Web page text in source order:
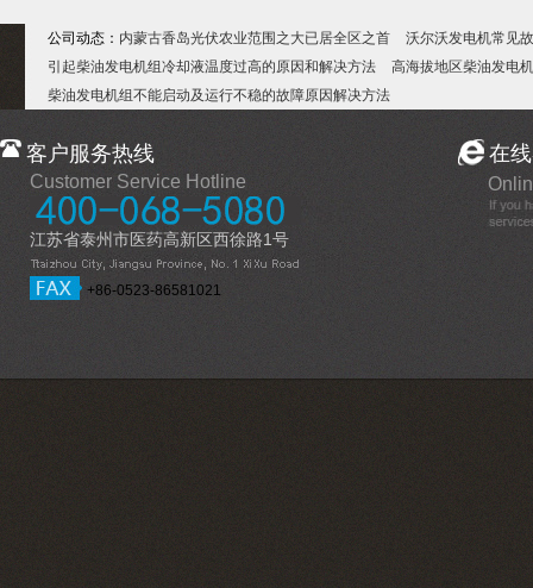
公司动态： 内蒙古香岛光伏农业范围之大已居全区之首
沃尔沃发电机常见
引起柴油发电机组冷却液温度过高的原因和解决方法
高海拔地区柴油发电
柴油发电机组不能启动及运行不稳的故障原因解决方法
客户服务热线
Customer Service Hotline
江苏省泰州市医药高新区西徐路1号
+86-0523-86581021
在